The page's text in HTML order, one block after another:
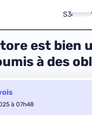
S3
est bien
à des
à 07h48